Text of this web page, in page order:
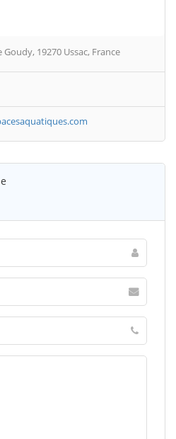
19270 Ussac, France